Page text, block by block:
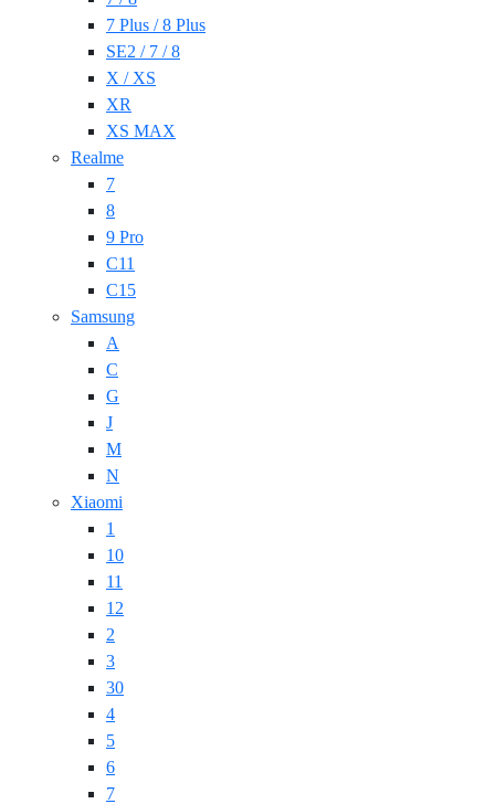
7 Plus / 8 Plus
SE2 / 7 / 8
X / XS
XR
XS MAX
Realme
7
8
9 Pro
C11
C15
Samsung
A
C
G
J
M
N
Xiaomi
1
10
11
12
2
3
30
4
5
6
7